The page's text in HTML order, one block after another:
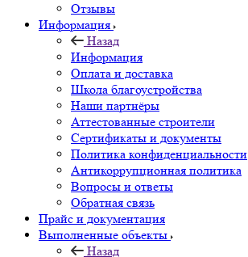
Отзывы
Информация
Назад
Информация
Оплата и доставка
Школа благоустройства
Наши партнёры
Аттестованные строители
Сертификаты и документы
Политика конфиденциальности
Антикоррупционная политика
Вопросы и ответы
Обратная связь
Прайс и документация
Выполненные объекты
Назад